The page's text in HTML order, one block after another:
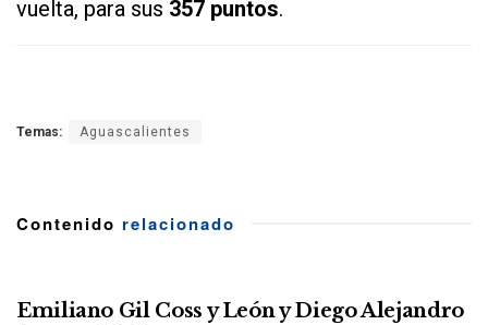
vuelta, para sus 357 puntos.
Temas: Aguascalientes
Contenido relacionado
Emiliano Gil Coss y León y Diego Alejandro